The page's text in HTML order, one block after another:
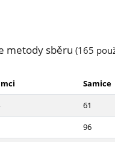
metody sběru(165
Samice
61
96